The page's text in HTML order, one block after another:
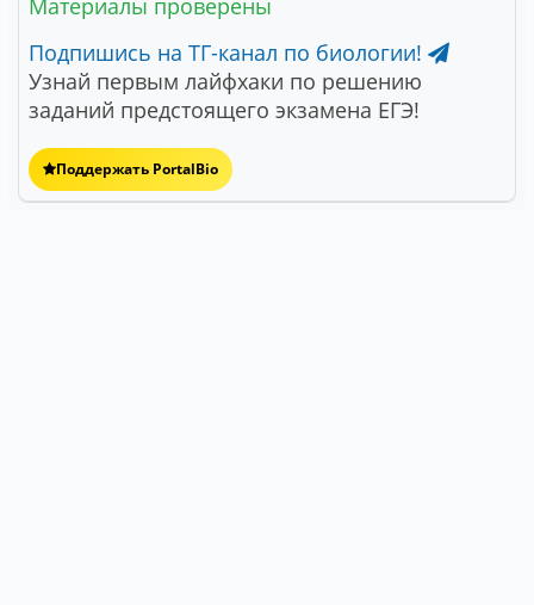
Материалы проверены
Подпишись на ТГ-канал по биологии!
Узнай первым лайфхаки по решению
заданий предстоящего экзамена ЕГЭ!
Поддержать PortalBio